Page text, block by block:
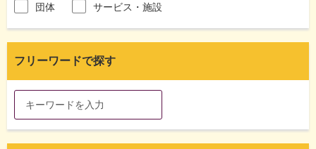
団体 サービス・施設
フリーワードで探す